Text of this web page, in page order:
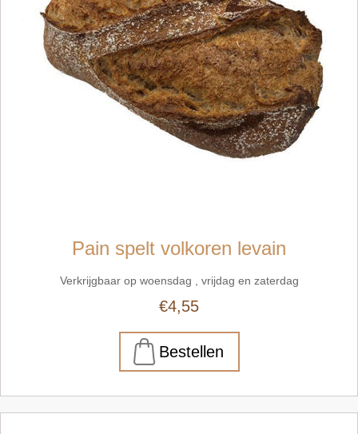
Pain spelt volkoren levain
Verkrijgbaar op woensdag , vrijdag en zaterdag
€4,55